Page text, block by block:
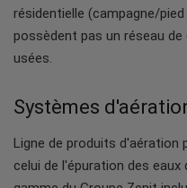
résidentielle (campagne/
possèdent pas un réseau
usées.
Systèmes
Ligne de produits d'aération
celui de l'épuration des